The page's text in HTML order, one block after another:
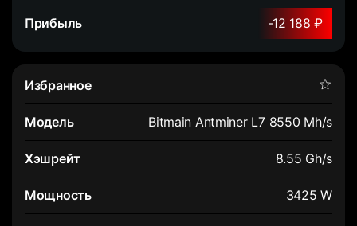
-12 188 ₽
Bitmain Antminer L7 8550 Mh/s
8.55 Gh/s
3425 W